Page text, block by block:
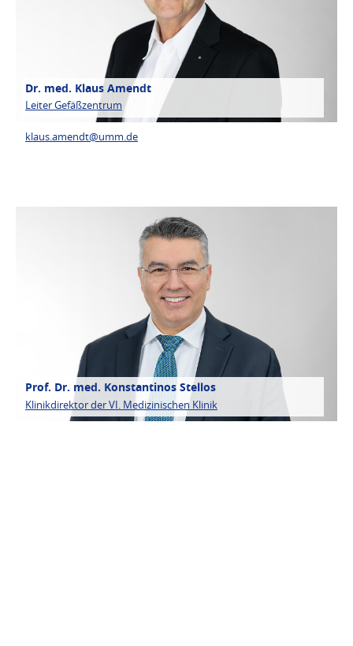
Dr. med. Klaus Amendt
Leiter Gefäßzentrum
klaus.amendt@umm.de
Prof. Dr. med. Konstantinos Stellos
Klinikdirektor der VI. Medizinischen Klinik